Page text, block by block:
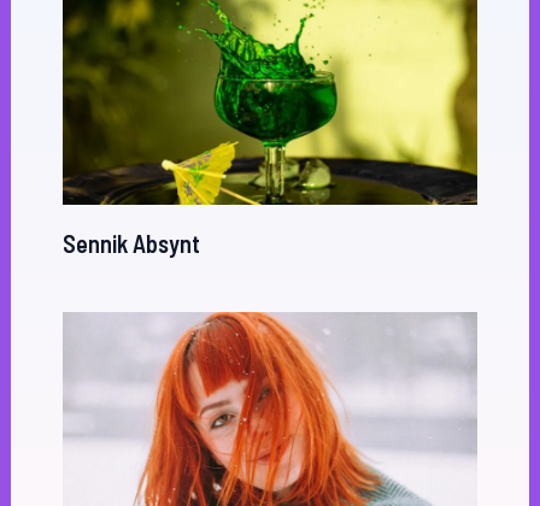
Sennik Absynt